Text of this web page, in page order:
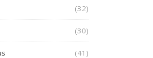
(32)
(30)
(41)